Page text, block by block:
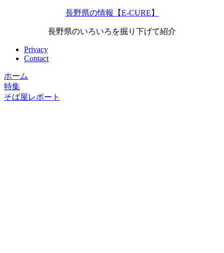
長野県の情報【E-CURE】
長野県のいろいろを掘り下げて紹介
Privacy
Contact
ホーム
特集
そば屋レポート